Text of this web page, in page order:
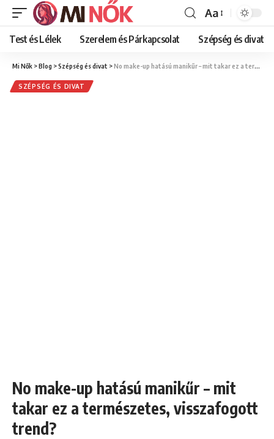
Font
Resizer
Aa
Test és Lélek Szerelem és Párkapcsolat Szépség és divat
Mi Nők >Blog >Szépség és divat >No make-up hatású manikűr – mit takar ez a természetes, visszafogott trend?
SZÉPSÉG ÉS DIVAT
No make-up hatású manikűr – mit
takar ez a természetes, visszafogott
trend?